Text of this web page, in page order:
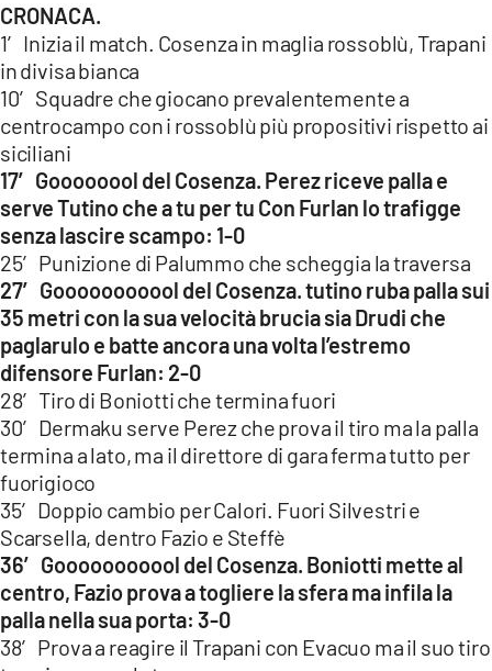
CRONACA.
1′ Inizia il match. Cosenza in maglia rossoblù, Trapani
in divisa bianca
10′ Squadre che giocano prevalentemente a
centrocampo con i rossoblù più propositivi rispetto ai
siciliani
17′ Goooooool del Cosenza. Perez riceve palla e
serve Tutino che a tu per tu Con Furlan lo trafigge
senza lascire scampo: 1-0
25′ Punizione di Palummo che scheggia la traversa
27′ Gooooooooool del Cosenza. tutino ruba palla sui
35 metri con la sua velocità brucia sia Drudi che
paglarulo e batte ancora una volta l’estremo
difensore Furlan: 2-0
28′ Tiro di Boniotti che termina fuori
30′ Dermaku serve Perez che prova il tiro ma la palla
termina a lato, ma il direttore di gara ferma tutto per
fuorigioco
35′ Doppio cambio per Calori. Fuori Silvestri e
Scarsella, dentro Fazio e Steffè
36′ Gooooooooool del Cosenza. Boniotti mette al
centro, Fazio prova a togliere la sfera ma infila la
palla nella sua porta: 3-0
38′ Prova a reagire il Trapani con Evacuo ma il suo tiro